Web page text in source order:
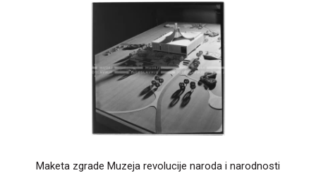
Maketa zgrade Muzeja revolucije naroda i narodnosti